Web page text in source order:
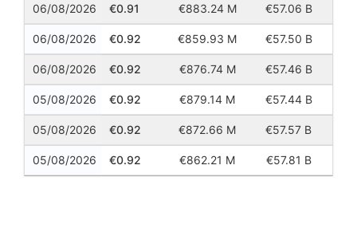
06/08/2026 0.91 883.24 M 57.06 B
06/08/2026 0.92 859.93 M 57.50 B
06/08/2026 0.92 876.74 M 57.46 B
05/08/2026 0.92 879.14 M 57.44 B
05/08/2026 0.92 872.66 M 57.57 B
05/08/2026 0.92 862.21 M 57.81 B